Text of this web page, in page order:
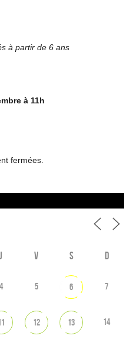
à partir de 6 ans
à 11h
fermées.
J V S D
4 5 6 7
12 13 14